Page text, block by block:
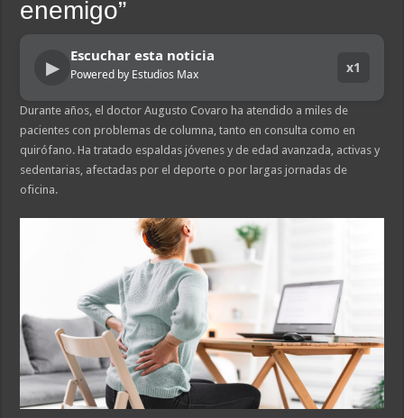
enemigo”
▶
Escuchar esta noticia
Powered by Estudios Max x1
Durante años, el doctor Augusto Covaro ha atendido a miles de
pacientes con problemas de columna, tanto en consulta como en
quirófano. Ha tratado espaldas jóvenes y de edad avanzada, activas y
sedentarias, afectadas por el deporte o por largas jornadas de
oficina.